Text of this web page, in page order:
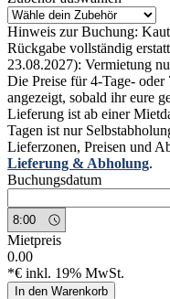
Hinweis zur Buchung:
Rückgabe vollständig
23.08.2027): Vermietung
Die Preise für 4-Tage-
angezeigt, sobald ihr eure
Lieferung ist ab einer
Tagen ist nur
Lieferzonen, Preisen und
Lieferung & Abholung.
Buchungsdatum
Mietpreis
0.00
*€ inkl. 19% MwSt.
In den Warenkorb